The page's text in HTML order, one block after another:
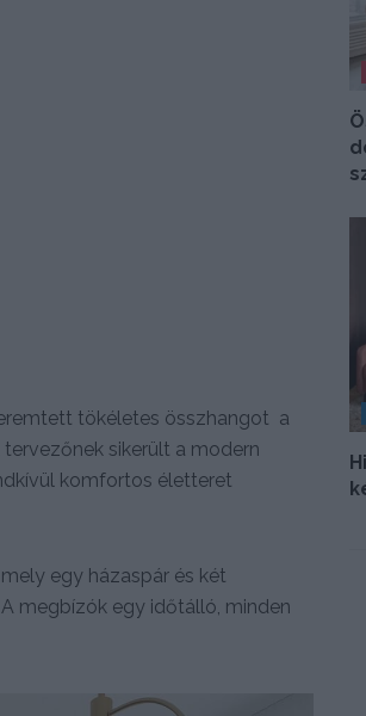
tökéletes összhangot a
sikerült a modern
komfortos életteret
egy házaspár és két
megbízók egy időtálló, minden